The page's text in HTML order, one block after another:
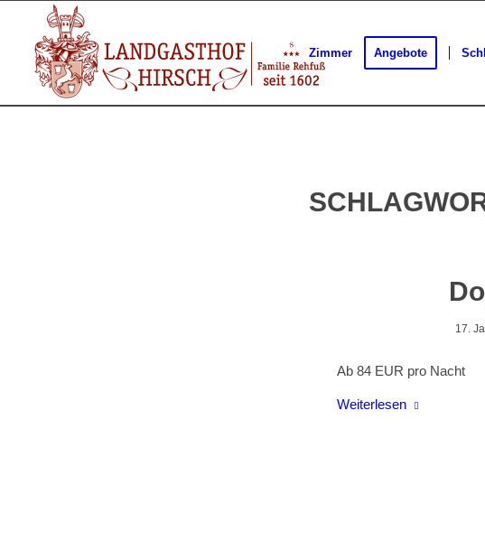
Zimmer Angebote
17.
Ab 84 EUR pro Nacht
Weiterlesen